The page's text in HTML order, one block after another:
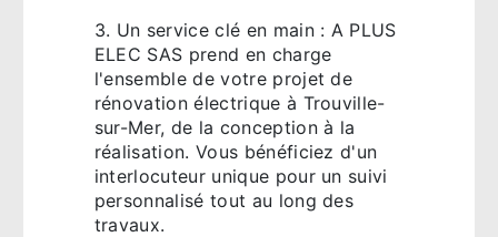
3. Un service clé en main : A PLUS
ELEC SAS prend en charge
l'ensemble de votre projet de
rénovation électrique à Trouville-
sur-Mer, de la conception à la
réalisation. Vous bénéficiez d'un
interlocuteur unique pour un suivi
personnalisé tout au long des
travaux.